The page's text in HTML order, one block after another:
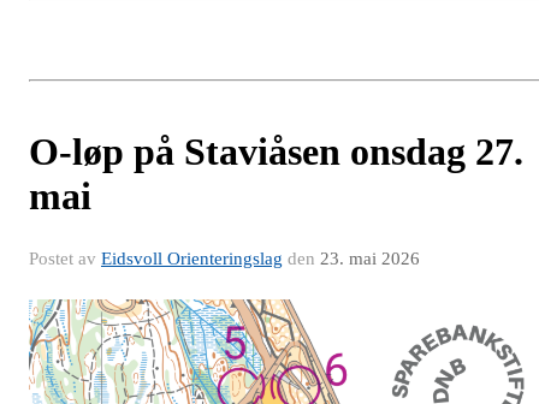
O-løp på Staviåsen onsdag 27.
mai
Postet av Eidsvoll Orienteringslag den 23. mai 2026